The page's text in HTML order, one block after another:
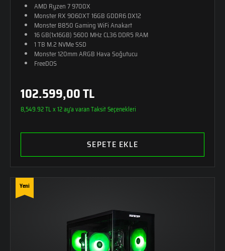
AMD Ryzen 7 9700X
Monster RX 9060XT 16GB GDDR6 DX12
Monster B850 Gaming WiFi Anakart
16 GB(1x16GB) 5600 MHz CL36 DDR5 RAM
1 TB M.2 NVMe SSD
Monster 120mm ARGB Hava Soğutucu
FreeDOS
102.599,00 TL
8,549.92 TL x 12 ay'a varan Taksit Seçenekleri
SEPETE EKLE
Yeni